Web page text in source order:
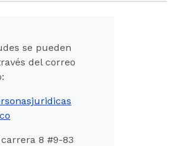
se pueden
del correo
carrera 8 #9-83